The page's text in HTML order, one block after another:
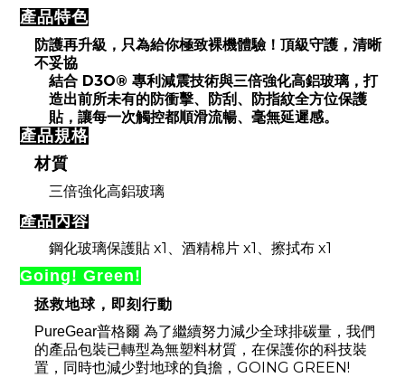
產品特色
防護再升級，只為給你極致裸機體驗！頂級守護，清晰
不妥協
結合 D3O® 專利減震技術與三倍強化高鋁玻璃，打
造出前所未有的防衝擊、防刮、防指紋全方位保護
貼，讓每一次觸控都順滑流暢、毫無延遲感。
產品規格
材質
三倍強化高鋁玻璃
產品內容
鋼化玻璃保護貼 x1 、酒精棉片 x1 、擦拭布 x1
Going! Green!
拯救地球，即刻行動
PureGear普格爾 為了繼續努力減少全球排碳量，我們
的產品包裝已轉型為無塑料材質，在保護你的科技裝
置，同時也減少對地球的負擔， GOING GREEN!